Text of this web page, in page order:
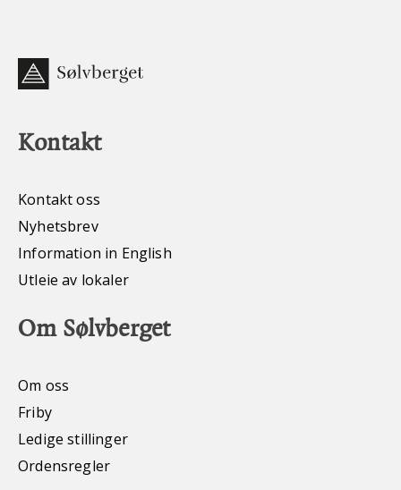
Kontakt
Kontakt oss
Nyhetsbrev
Information in English
Utleie av lokaler
Om Sølvberget
Om oss
Friby
Ledige stillinger
Ordensregler